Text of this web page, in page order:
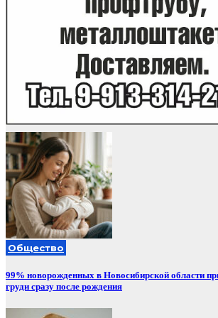
Общество
99% новорожденных в Новосибирской области
груди сразу после рождения